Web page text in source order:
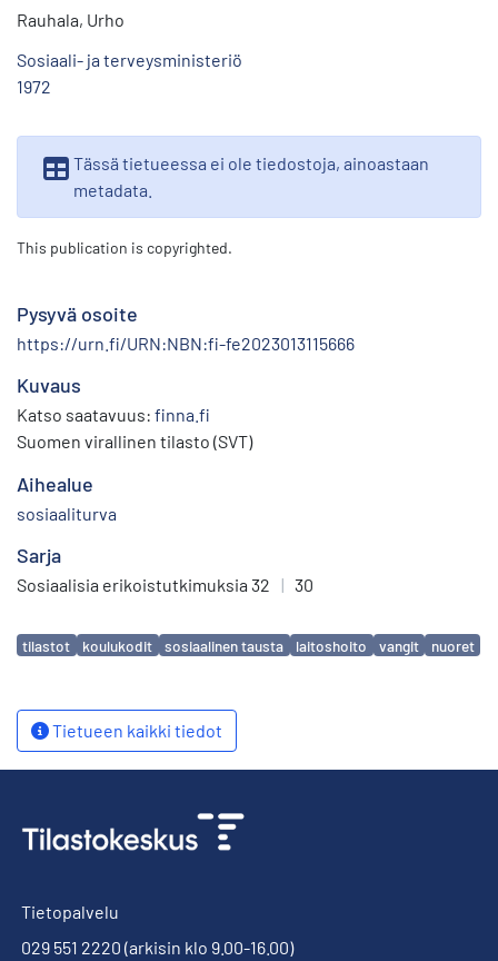
Rauhala, Urho
Sosiaali- ja terveysministeriö
1972
Tässä tietueessa ei ole tiedostoja, ainoastaan
metadata.
This publication is copyrighted.
Pysyvä osoite
https://urn.fi/URN:NBN:fi-fe2023013115666
Kuvaus
Katso saatavuus: finna.fi
Suomen virallinen tilasto (SVT)
Aihealue
sosiaaliturva
Sarja
Sosiaalisia erikoistutkimuksia 32 | 30
Avainsanat
tilastot koulukodit sosiaalinen tausta laitoshoito vangit nuoret
Tietueen kaikki tiedot
Tietopalvelu
029 551 2220 (arkisin klo 9.00-16.00)